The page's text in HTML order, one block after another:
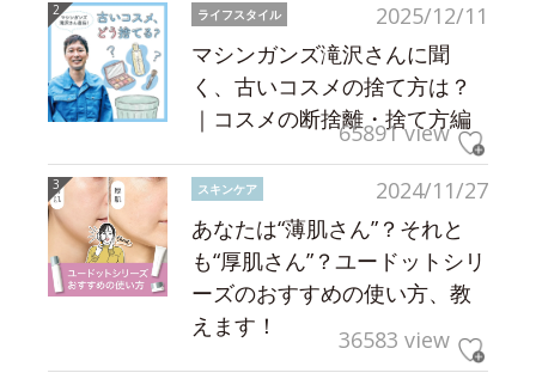
2025/12/11
ライフスタイル
マシンガンズ滝沢さんに聞
く、古いコスメの捨て方は？
｜コスメの断捨離・捨て方編
65891 view
2024/11/27
スキンケア
あなたは“薄肌さん”？それと
も“厚肌さん”？ユードットシリ
ーズのおすすめの使い方、教
えます！
36583 view